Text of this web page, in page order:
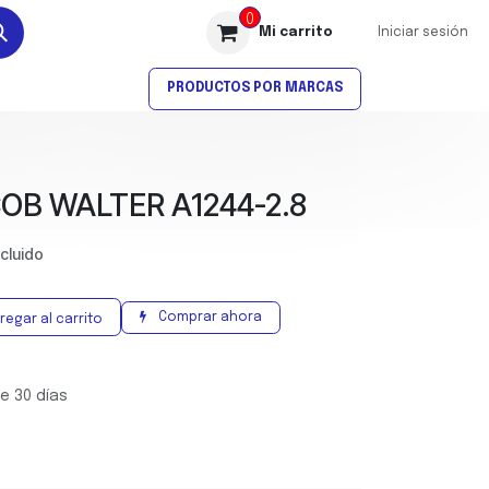
0
Mi carrito Iniciar sesión
ROSCADOPRODUCTOS POR MARCAS
WALTER A1244-2.8
al carrito Comprar ahora
30 días